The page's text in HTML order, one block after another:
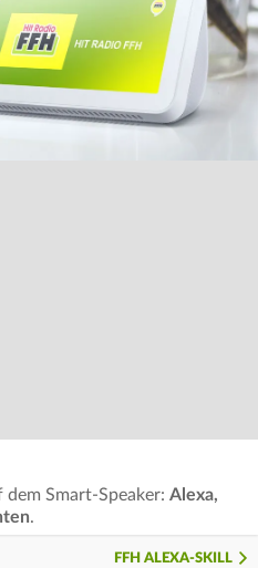
dem Smart-Speaker: Alexa,
.
FFH ALEXA-SKILL